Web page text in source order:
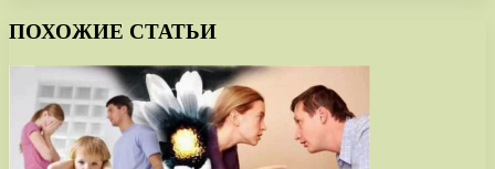
ПОХОЖИЕ СТАТЬИ